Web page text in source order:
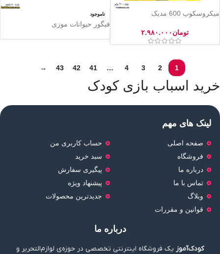
میکروسکوپ 600 مدیک
تومان ۲.۹۸۰.۰۰۰
ناموجود
فیگور حیوانات موزی
1
2
3
4
…
41
42
43
→
خرید اسباب بازی کودک
لینک های مهم
صفحه اصلی
فروشگاه
درباره ما
تماس با ما
وبلاگ
قوانین و مقررات
حساب کاربری من
سبد خرید
پیگیری سفارش
پیشنهاد ویژه
جدیدترین محصولات
درباره ما
کودک‌آموز یک فروشگاه اینترنتی تخصصی در حوزه‌ی لوازم‌التحریر و